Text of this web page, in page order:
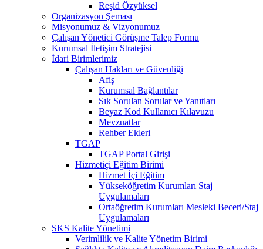
Reşid Özyüksel
Organizasyon Şeması
Misyonumuz & Vizyonumuz
Çalışan Yönetici Görüşme Talep Formu
Kurumsal İletişim Stratejisi
İdari Birimlerimiz
Çalışan Hakları ve Güvenliği
Afiş
Kurumsal Bağlantılar
Sık Sorulan Sorular ve Yanıtları
Beyaz Kod Kullanıcı Kılavuzu
Mevzuatlar
Rehber Ekleri
TGAP
TGAP Portal Girişi
Hizmetiçi Eğitim Birimi
Hizmet İçi Eğitim
Yükseköğretim Kurumları Staj
Uygulamaları
Ortaöğretim Kurumları Mesleki Beceri/Staj
Uygulamaları
SKS Kalite Yönetimi
Verimlilik ve Kalite Yönetim Birimi